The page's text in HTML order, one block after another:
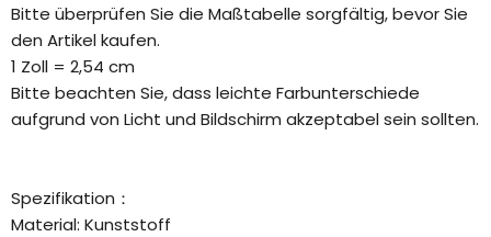
Bitte überprüfen Sie die Maßtabelle sorgfältig, bevor Sie
den Artikel kaufen.
1 Zoll = 2,54 cm
Bitte beachten Sie, dass leichte Farbunterschiede
aufgrund von Licht und Bildschirm akzeptabel sein sollten.
Spezifikation：
Material: Kunststoff